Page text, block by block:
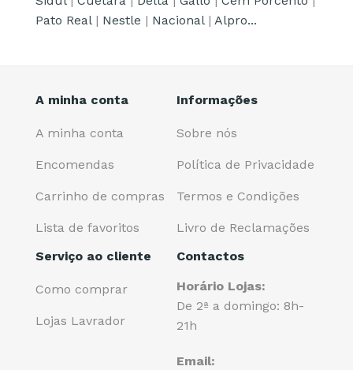
Pato Real| Nestle | Nacional| Alpro...
A minha conta
A minha conta
Encomendas
Carrinho de compras
Lista de favoritos
Informações
Sobre nós
Política de Privacidade
Termos e Condições
Livro de Reclamações
Serviço ao cliente
Como comprar
Lojas Lavrador
Contactos
Horário Lojas:
De 2ª a domingo: 8h-
21h
Email: